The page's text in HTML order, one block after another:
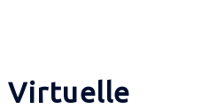
Virtuelle